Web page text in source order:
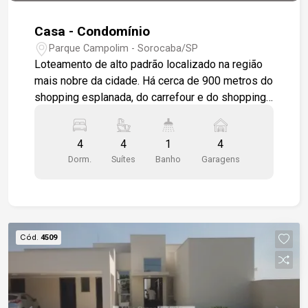
Casa - Condomínio
Parque Campolim - Sorocaba/SP
Loteamento de alto padrão localizado na região
mais nobre da cidade. Há cerca de 900 metros do
shopping esplanada, do carrefour e do shopping
e serviços. o residencial possui áreas comuns
que integram natureza e lazer de forma
harmônica, como o campo de futebol com
combinada com um projeto paisagístico. com
uma completa infraestrutura, o condomínio
possui um sistema de segurança integrado por
câmeras monitoradas por 24 horas, duas
portarias com acessos distintos para moradores,
4
Dorm.
4
Suítes
1
Banho
4
Garagens
Cód. 4509